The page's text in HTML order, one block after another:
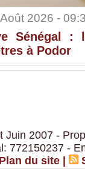
2026 -
Sénégal :
à Podor
Juin 2007 -
772150237 -
Plan du site